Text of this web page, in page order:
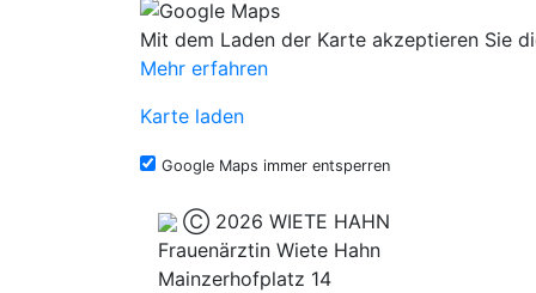
Mit dem Laden der Karte akzeptieren Sie
Mehr erfahren
Karte laden
Google Maps immer entsperren
Ⓒ 2026 WIETE HAHN
Frauenärztin Wiete Hahn
Mainzerhofplatz 14